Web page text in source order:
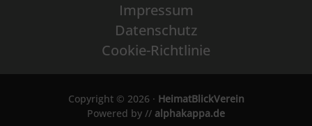
Impressum
Datenschutz
Cookie-Richtlinie
Copyright © 2026 · HeimatBlickVerein
Powered by // alphakappa.de